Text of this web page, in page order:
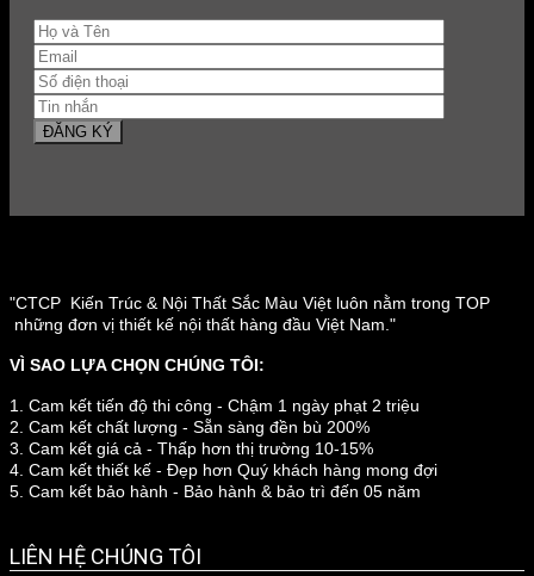
"CTCP Kiến Trúc & Nội Thất Sắc Màu Việt luôn nằm trong TOP
những đơn vị thiết kế nội thất hàng đầu Việt Nam."
VÌ SAO LỰA CHỌN CHÚNG TÔI:
1. Cam kết tiến độ thi công - Chậm 1 ngày phạt 2 triệu
2. Cam kết chất lượng - Sẵn sàng đền bù 200%
3. Cam kết giá cả - Thấp hơn thị trường 10-15%
4. Cam kết thiết kế - Đẹp hơn Quý khách hàng mong đợi
5. Cam kết bảo hành - Bảo hành & bảo trì đến 05 năm
LIÊN HỆ CHÚNG TÔI